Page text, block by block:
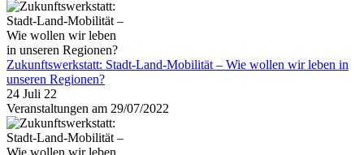
Zukunftswerkstatt: Stadt-Land-Mobilität – Wie wollen wir leben in
unseren Regionen?
24 Juli 22
Veranstaltungen am 29/07/2022